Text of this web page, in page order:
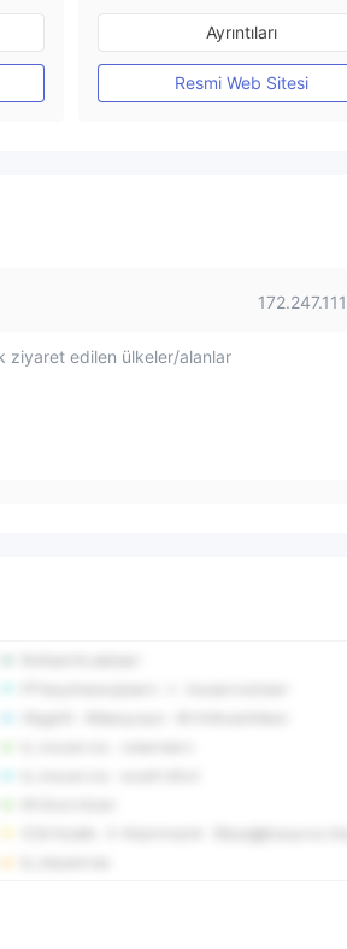
Düzenleyici Ülke/Bölge: Avustralya
Pazar Yapıcılık (MM)
MT4 Tam Lisans
Ayrıntıları
Resmi Web Sitesi
ziyaret edilen ülkeler/alanlar